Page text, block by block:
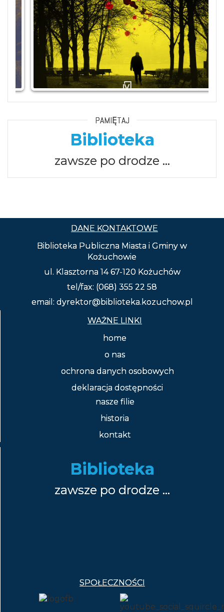
PAMIĘTAJ
Biblioteka
zawsze po drodze …
DANE KONTAKTOWE
Biblioteka Publiczna Miasta i Gminy w
Kożuchowie
ul. Klasztorna 14 67-120 Kożuchów
tel/fax: (068) 355 22 58
email: dyrektor@biblioteka.kozuchow.pl
WAŻNE LINKI
home
o nas
ochrona danych osobowych
deklaracja dostępności
nasze filie
historia
kontakt
Biblioteka
zawsze po drodze …
SPOŁECZNOŚCI